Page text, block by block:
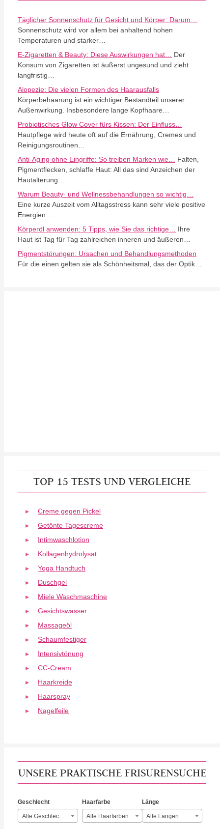
Täglicher Sonnenschutz für Gesicht und Körper: Darum…
Sonnenschutz wird vor allem bei anhaltend hohen
Temperaturen und starker…
E-Zigaretten & Beauty: Diese Auswirkungen hat… Der
Konsum von Zigaretten ist äußerst ungesund und zieht
langfristig…
Alopezie: Die vielen Formen des Haarausfalls
Körperbehaarung ist ein wichtiger Bestandteil unserer
Außenwirkung. Insbesondere lange Kopfhaare…
Probiotisches Glow Cover fürs Kissen: Der Einfluss…
Hautpflege wird heute oft auf die Ernährung, Cremes und
Reinigungsroutinen…
Anti-Aging ohne Eingriffe: So treiben Marken wie… Falten,
Pigmentflecken, schlaffe Haut: All das sind Anzeichen der
Hautalterung…
Warum Beauty- und Wellnessbehandlungen so wichtig…
Eine kurze Auszeit vom Alltagsstress kann sehr viele positive
Energien…
Körperöl anwenden: 5 Tipps, wie Sie das richtige… Ihre
Haut ist Tag für Tag zahlreichen inneren und äußeren…
Pigmentstörungen: Ursachen und Behandlungsmethoden
Für die einen gelten sie als Schönheitsmal, das der Optik…
TOP 15 TESTS UND VERGLEICHE
Creme gegen Pickel
Getönte Tagescreme
Intimwaschlotion
Kollagenhydrolysat
Yoga Handtuch
Duschgel
Miele Waschmaschine
Gesichtswasser
Massageöl
Schaumfestiger
Intensivtönung
CC-Cream
Haarkreide
Haarspray
Nagelfeile
UNSERE PRAKTISCHE FRISURENSUCHE
Geschlecht
Alle Geschlechter
Haarfarbe
Alle Haarfarben
Länge
Alle Längen